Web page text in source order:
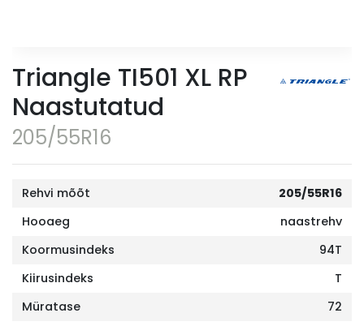
205/55R16
Triangle TI501 XL RP
Naastutatud
Rehvi mõõt
205/55R16
Hooaeg
naastrehv
Koormusindeks
94T
Kiirusindeks
T
Müratase
72